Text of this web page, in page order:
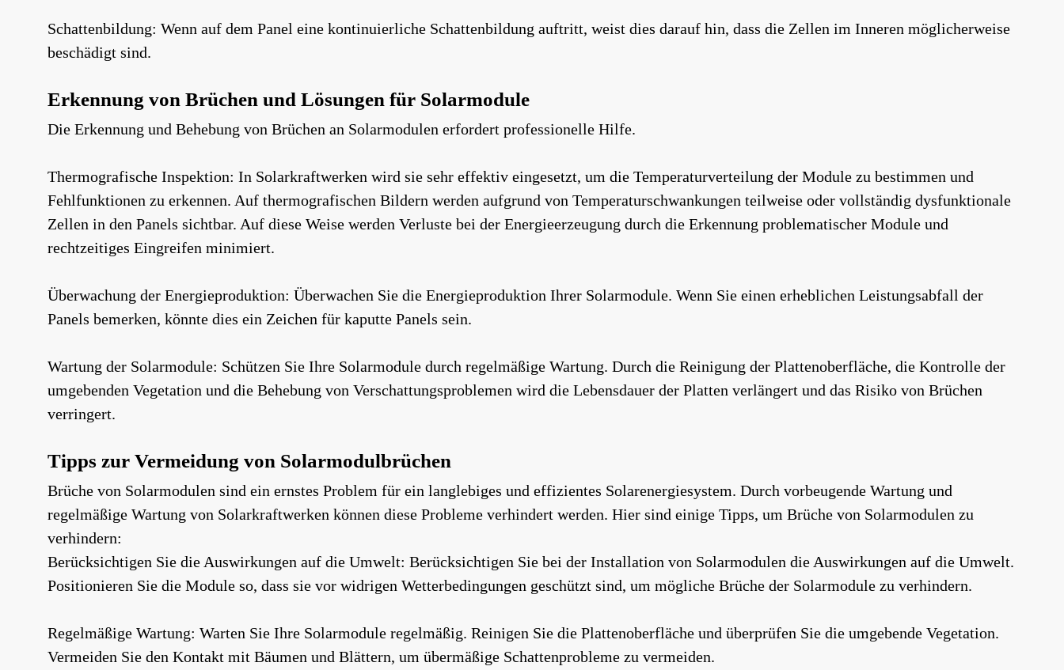
Schattenbildung: Wenn auf dem Panel eine kontinuierliche Schattenbildung auftritt, weist dies darauf hin, dass die Zellen im Inneren möglicherweise
beschädigt sind.
Erkennung von Brüchen und Lösungen für Solarmodule
Die Erkennung und Behebung von Brüchen an Solarmodulen erfordert professionelle Hilfe.
Thermografische Inspektion: In Solarkraftwerken wird sie sehr effektiv eingesetzt, um die Temperaturverteilung der Module zu bestimmen und
Fehlfunktionen zu erkennen. Auf thermografischen Bildern werden aufgrund von Temperaturschwankungen teilweise oder vollständig dysfunktionale
Zellen in den Panels sichtbar. Auf diese Weise werden Verluste bei der Energieerzeugung durch die Erkennung problematischer Module und
rechtzeitiges Eingreifen minimiert.
Überwachung der Energieproduktion: Überwachen Sie die Energieproduktion Ihrer Solarmodule. Wenn Sie einen erheblichen Leistungsabfall der
Panels bemerken, könnte dies ein Zeichen für kaputte Panels sein.
Wartung der Solarmodule: Schützen Sie Ihre Solarmodule durch regelmäßige Wartung. Durch die Reinigung der Plattenoberfläche, die Kontrolle der
umgebenden Vegetation und die Behebung von Verschattungsproblemen wird die Lebensdauer der Platten verlängert und das Risiko von Brüchen
verringert.
Tipps zur Vermeidung von Solarmodulbrüchen
Brüche von Solarmodulen sind ein ernstes Problem für ein langlebiges und effizientes Solarenergiesystem. Durch vorbeugende Wartung und
regelmäßige Wartung von Solarkraftwerken können diese Probleme verhindert werden. Hier sind einige Tipps, um Brüche von Solarmodulen zu
verhindern:
Berücksichtigen Sie die Auswirkungen auf die Umwelt: Berücksichtigen Sie bei der Installation von Solarmodulen die Auswirkungen auf die Umwelt.
Positionieren Sie die Module so, dass sie vor widrigen Wetterbedingungen geschützt sind, um mögliche Brüche der Solarmodule zu verhindern.
Regelmäßige Wartung: Warten Sie Ihre Solarmodule regelmäßig. Reinigen Sie die Plattenoberfläche und überprüfen Sie die umgebende Vegetation.
Vermeiden Sie den Kontakt mit Bäumen und Blättern, um übermäßige Schattenprobleme zu vermeiden.